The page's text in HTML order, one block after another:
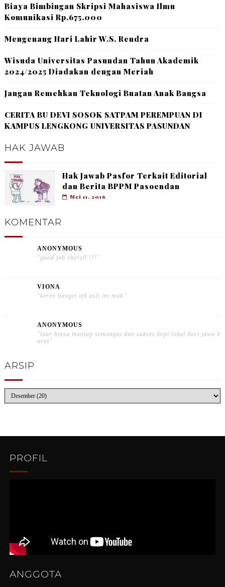
Biaya Bimbingan Skripsi Mahasiswa Ilmu
Komunikasi Rp.675.000
Mengenang Hari Lahir W.S. Rendra
Wisuda Universitas Pasundan Tahun Akademik
2024/2025 Diadakan dengan Meriah
Jangan Remehkan Teknologi Buatan Anak Bangsa
CERITA BU DEVI SOSOK SATPAM PEREMPUAN DI
KAMPUS LENGKONG UNIVERSITAS PASUNDAN
HAK JAWAB
Hak Jawab Pasfor Terkait Editorial
dan Berita BPPM Pasoendan
Mei 11, 2016
KOMENTAR
ANONYMOUS
"good job sheryll !!!"
VIONA
"keren banget teh asli ini mah"
ANONYMOUS
"luar biasa mantap semangat dan sukses kopi lokal dari jawa b
arat"
ARSIP
PROFIL
ANGGOTA